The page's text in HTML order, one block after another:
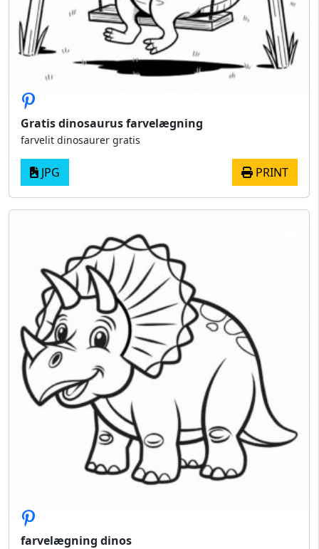
Gratis dinosaurus farvelægning
farvelit dinosaurer gratis
JPG PRINT
farvelægning dinos